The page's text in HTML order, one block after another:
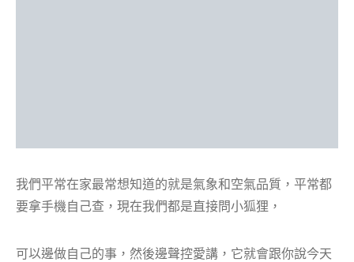
我們平常在家最常想知道的就是氣象和空氣品質，平常都
要拿手機自己查，現在我們都是直接問小狐狸，
可以邊做自己的事，然後邊聲控愛講，它就會跟你說今天